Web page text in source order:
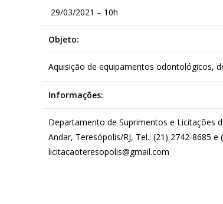
29/03/2021 – 10h
Objeto:
Aquisição de equipamentos odontológicos,
Informações:
Departamento de Suprimentos e Licitações
Andar, Teresópolis/RJ, Tel.: (21) 2742-8685
licitacaoteresopolis@gmail.com